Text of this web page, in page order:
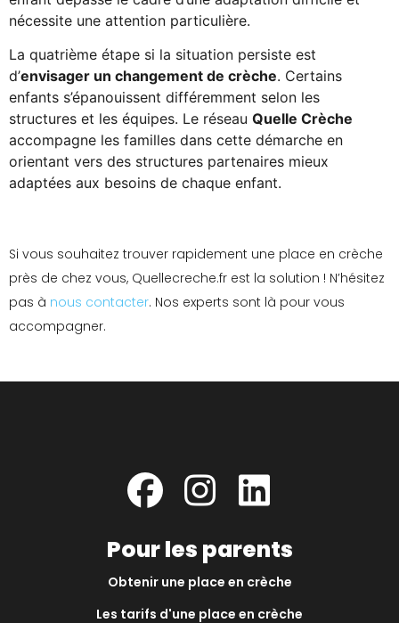
nécessite une attention particulière.
La quatrième étape si la situation persiste est
d’envisager un changement de crèche. Certains
enfants s’épanouissent différemment selon les
structures et les équipes. Le réseau Quelle Crèche
accompagne les familles dans cette démarche en
orientant vers des structures partenaires mieux
adaptées aux besoins de chaque enfant.
Si vous souhaitez trouver rapidement une place en crèche
près de chez vous, Quellecreche.fr est la solution ! N’hésitez
pas à nous contacter. Nos experts sont là pour vous
accompagner.
Pour les parents
Obtenir une place en crèche
Les tarifs d'une place en crèche